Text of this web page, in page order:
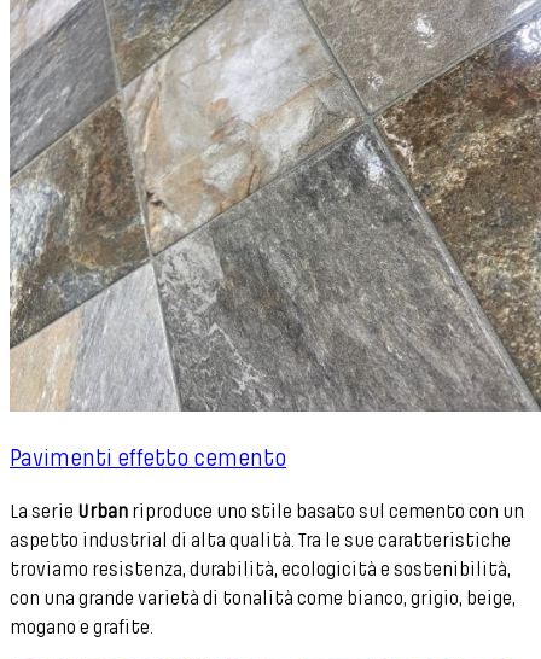
Pavimenti effetto cemento
La serie Urban riproduce uno stile basato sul cemento con un
aspetto industrial di alta qualità. Tra le sue caratteristiche
troviamo resistenza, durabilità, ecologicità e sostenibilità,
con una grande varietà di tonalità come bianco, grigio, beige,
mogano e grafite.